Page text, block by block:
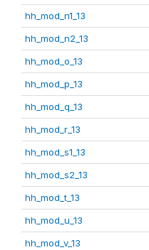
hh_mod_n1_13
hh_mod_n2_13
hh_mod_o_13
hh_mod_p_13
hh_mod_q_13
hh_mod_r_13
hh_mod_s1_13
hh_mod_s2_13
hh_mod_t_13
hh_mod_u_13
hh_mod_v_13